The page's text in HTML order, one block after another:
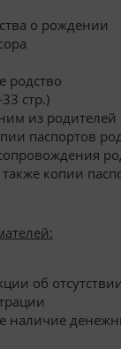
о рождении
родство
стр.)
из
паспортов
копии
об